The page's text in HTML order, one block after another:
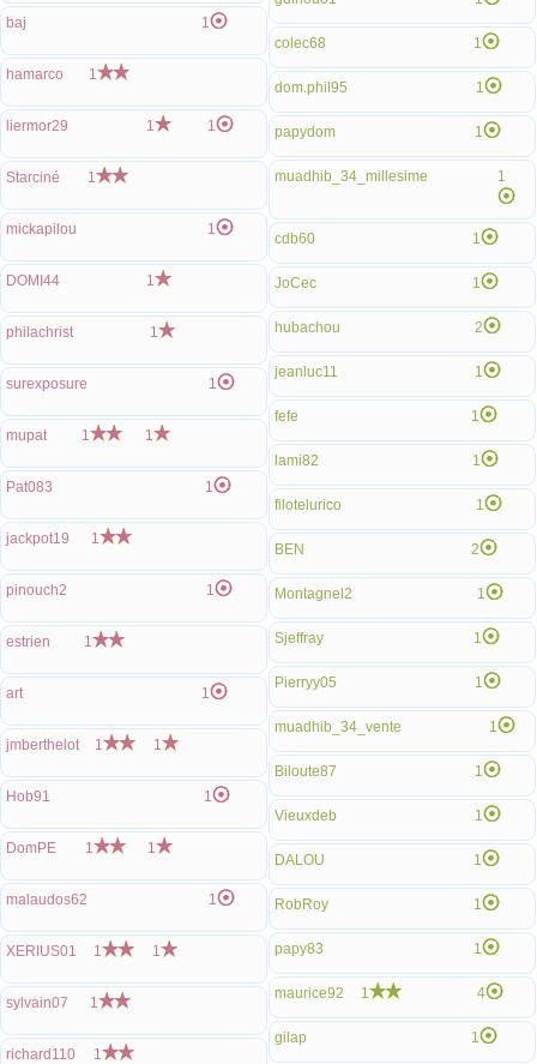
baj 1
hamarco 1
liermor29 1 1
Starciné 1
mickapilou 1
DOMI44 1
philachrist 1
surexposure 1
mupat 1 1
Pat083 1
jackpot19 1
pinouch2 1
estrien 1
art 1
jmberthelot 1 1
Hob91 1
DomPE 1 1
malaudos62 1
XERIUS01 1 1
sylvain07 1
richard110 1
colec68 1
dom.phil95 1
papydom 1
muadhib_34_millesime 1
cdb60 1
JoCec 1
hubachou 2
jeanluc11 1
fefe 1
lami82 1
filotelurico 1
BEN 2
Montagnel2 1
Sjeffray 1
Pierryy05 1
muadhib_34_vente 1
Biloute87 1
Vieuxdeb 1
DALOU 1
RobRoy 1
papy83 1
maurice92 1 4
gilap 1